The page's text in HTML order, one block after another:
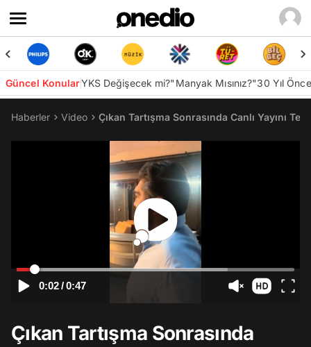
Güncel KonularYKS Değişecek mi?"Manyak Mısınız?"30 Yıl
Haberler Video Çıkan Tartışma Sonrasında Canlı Yayını
0:02/0:47
Çıkan Tartışma Sonrasında